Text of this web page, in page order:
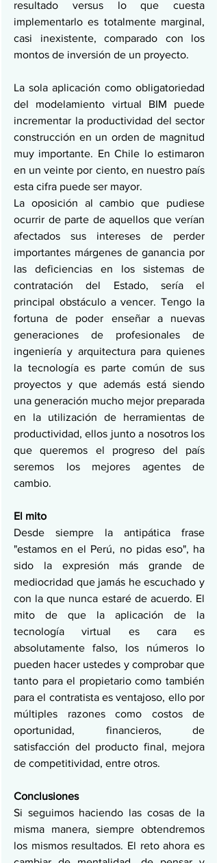
resultado versus lo que cuesta
implementarlo es totalmente marginal,
casi inexistente, comparado con los
montos de inversión de un proyecto.
La sola aplicación como obligatoriedad
del modelamiento virtual BIM puede
incrementar la productividad del sector
construcción en un orden de magnitud
muy importante. En Chile lo estimaron
en un veinte por ciento, en nuestro país
esta cifra puede ser mayor.
La oposición al cambio que pudiese
ocurrir de parte de aquellos que verían
afectados sus intereses de perder
importantes márgenes de ganancia por
las deficiencias en los sistemas de
contratación del Estado, sería el
principal obstáculo a vencer. Tengo la
fortuna de poder enseñar a nuevas
generaciones de profesionales de
ingeniería y arquitectura para quienes
la tecnología es parte común de sus
proyectos y que además está siendo
una generación mucho mejor preparada
en la utilización de herramientas de
productividad, ellos junto a nosotros los
que queremos el progreso del país
seremos los mejores agentes de
cambio.
El mito
Desde siempre la antipática frase
"estamos en el Perú, no pidas eso", ha
sido la expresión más grande de
mediocridad que jamás he escuchado y
con la que nunca estaré de acuerdo. El
mito de que la aplicación de la
tecnología virtual es cara es
absolutamente falso, los números lo
pueden hacer ustedes y comprobar que
tanto para el propietario como también
para el contratista es ventajoso, ello por
múltiples razones como costos de
oportunidad, financieros, de
satisfacción del producto final, mejora
de competitividad, entre otros.
Conclusiones
Si seguimos haciendo las cosas de la
misma manera, siempre obtendremos
los mismos resultados. El reto ahora es